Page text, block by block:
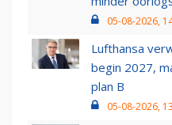
05-08-2026,
Lufthansa
begin 2027,
plan B
05-08-2026,